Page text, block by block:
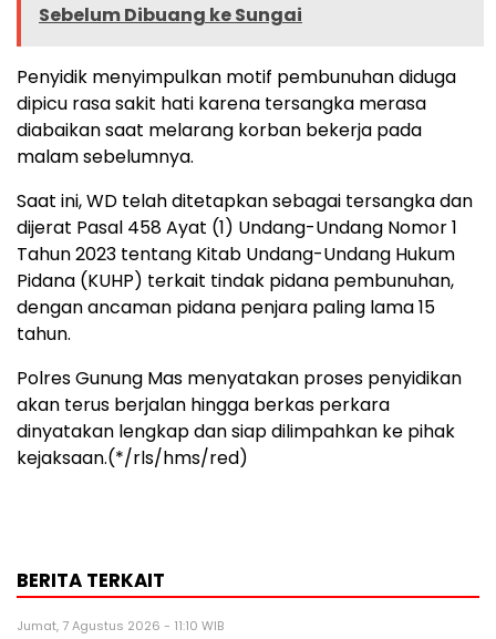
Sebelum Dibuang ke Sungai
Penyidik menyimpulkan motif pembunuhan diduga
dipicu rasa sakit hati karena tersangka merasa
diabaikan saat melarang korban bekerja pada
malam sebelumnya.
Saat ini, WD telah ditetapkan sebagai tersangka dan
dijerat Pasal 458 Ayat (1) Undang-Undang Nomor 1
Tahun 2023 tentang Kitab Undang-Undang Hukum
Pidana (KUHP) terkait tindak pidana pembunuhan,
dengan ancaman pidana penjara paling lama 15
tahun.
Polres Gunung Mas menyatakan proses penyidikan
akan terus berjalan hingga berkas perkara
dinyatakan lengkap dan siap dilimpahkan ke pihak
kejaksaan.(*/rls/hms/red)
BERITA TERKAIT
Jumat, 7 Agustus 2026 - 11:10 WIB